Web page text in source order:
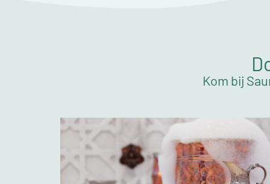
Kom bij